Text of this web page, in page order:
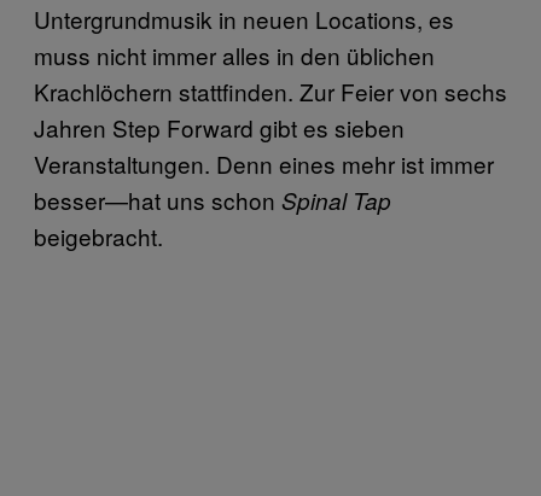
Untergrundmusik in neuen Locations, es
muss nicht immer alles in den üblichen
Krachlöchern stattfinden. Zur Feier von sechs
Jahren Step Forward gibt es sieben
Veranstaltungen. Denn eines mehr ist immer
besser—hat uns schon Spinal Tap
beigebracht.